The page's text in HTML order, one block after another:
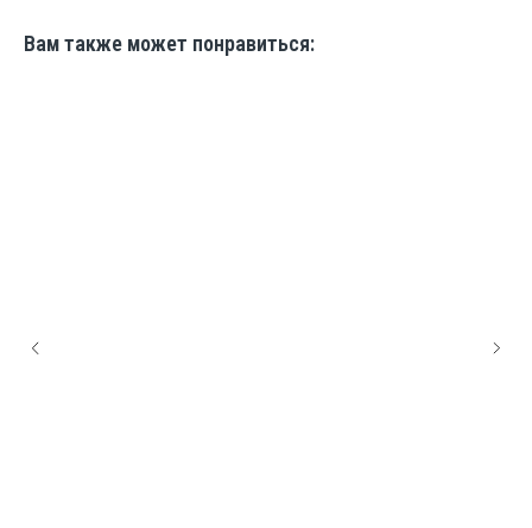
Вам также может понравиться: